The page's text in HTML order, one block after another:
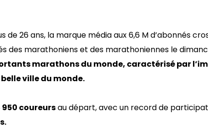
de 26 ans, la marque média aux 6,6 M d’abonnés
des marathoniens et des marathoniennes le
marathons du monde, caractérisé par
ville du monde.
950 coureursau départ, avec un record de